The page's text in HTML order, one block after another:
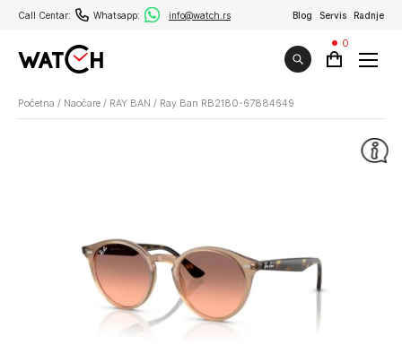
Call Centar: Whatsapp: info@watch.rs Blog Servis Radnje
0
Početna / Naočare / RAY BAN / Ray Ban RB2180-67884649